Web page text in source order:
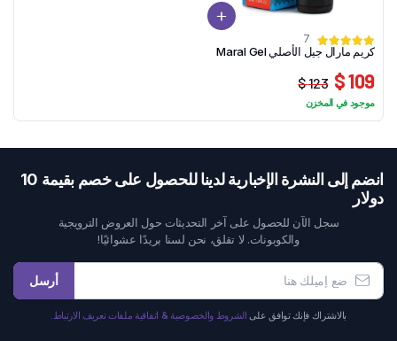
7
كريم مارال جيل الأصلي Maral Gel
123 $
الأصلي
109 $
الحالي
موجود في المخزن
انضم إلى النشرة الإخبارية لدينا للحصول على خصم بقيمة 10
دولار
سجل الآن للحصول على آخر التحديثات حول العروض الترويجية
والكوبونات. لا تقلق، نحن لسنا بريدًا عشوائيًا!
أرسل
بالاشتراك فإنك توافق على الشروط والخصوصية & اتفاقية ملفات تعريف الارتباط.